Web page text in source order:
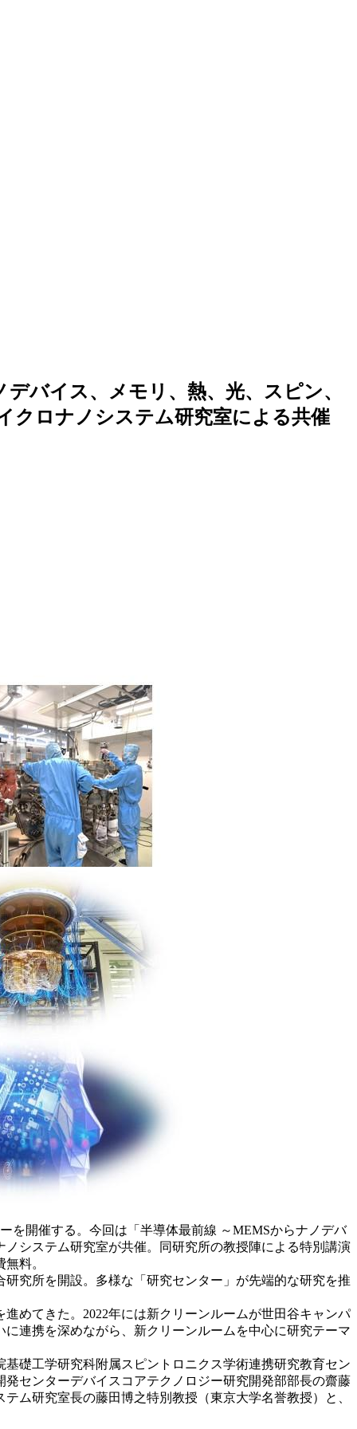
バイス、メモリ、熱、光、スピン、
クロナノシステム研究室による共催
を開催する。今回は「半導体最前線 ～MEMSからナノデバ
システム研究室が共催。同研究所の教授陣による特別講演
料。
究所を開設。多様な「研究センター」が先端的な研究を推
めてきた。2022年には新クリーンルームが世田谷キャンパ
連携を深めながら、新クリーンルームを中心に研究テーマ
礎工学研究科附属スピントロニクス学術連携研究教育セン
センターデバイスコアテクノロジー研究開発部部長の齋藤
ム研究室長の藤田博之特別教授（東京大学名誉教授）と、